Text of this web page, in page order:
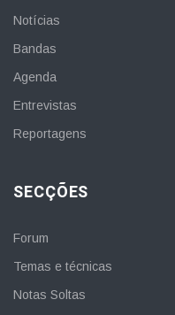
Notícias
Bandas
Agenda
Entrevistas
Reportagens
SECÇÕES
Forum
Temas e técnicas
Notas Soltas